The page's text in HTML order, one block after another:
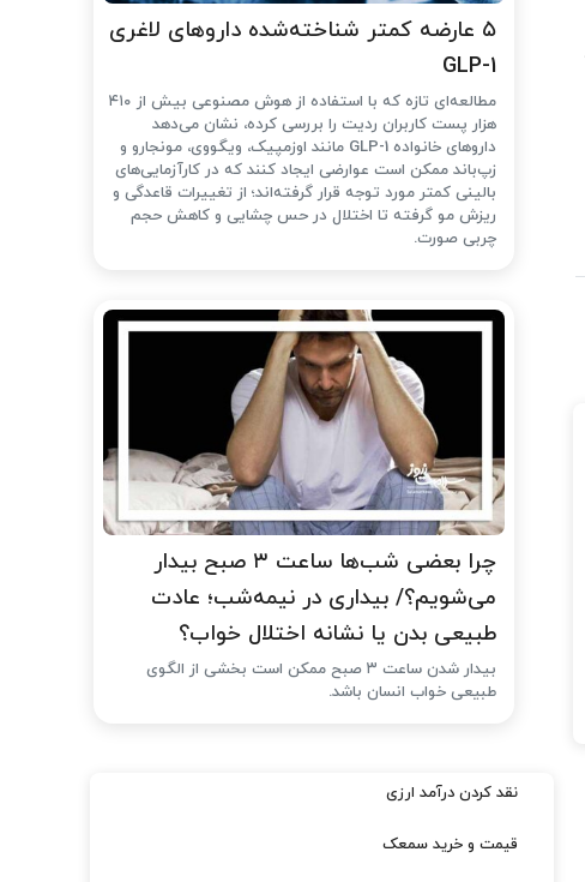
۵ عارضه کمتر شناخته‌شده داروهای لاغری
GLP-1
مطالعه‌ای تازه که با استفاده از هوش مصنوعی بیش از ۴۱۰
هزار پست کاربران ردیت را بررسی کرده، نشان می‌دهد
داروهای خانواده GLP-1 مانند اوزمپیک، ویگووی، مونجارو و
زپ‌باند ممکن است عوارضی ایجاد کنند که در کارآزمایی‌های
بالینی کمتر مورد توجه قرار گرفته‌اند؛ از تغییرات قاعدگی و
ریزش مو گرفته تا اختلال در حس چشایی و کاهش حجم
چربی صورت.
چرا بعضی شب‌ها ساعت ۳ صبح بیدار
می‌شویم؟/ بیداری در نیمه‌شب؛ عادت
طبیعی بدن یا نشانه اختلال خواب؟
بیدار شدن ساعت ۳ صبح ممکن است بخشی از الگوی
طبیعی خواب انسان باشد.
نقد کردن درآمد ارزی
قیمت و خرید سمعک